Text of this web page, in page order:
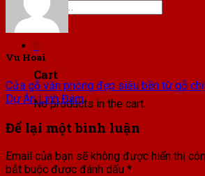
Search
for:
0
Cart
No products in the cart.
Vu Hoai
Cửa gỗ văn phòng đẹp siêu bền từ gỗ
Dự Án Linh Đàm
Để lại một bình luận
Email của bạn sẽ không được hiển thị
bắt buộc được đánh dấu *